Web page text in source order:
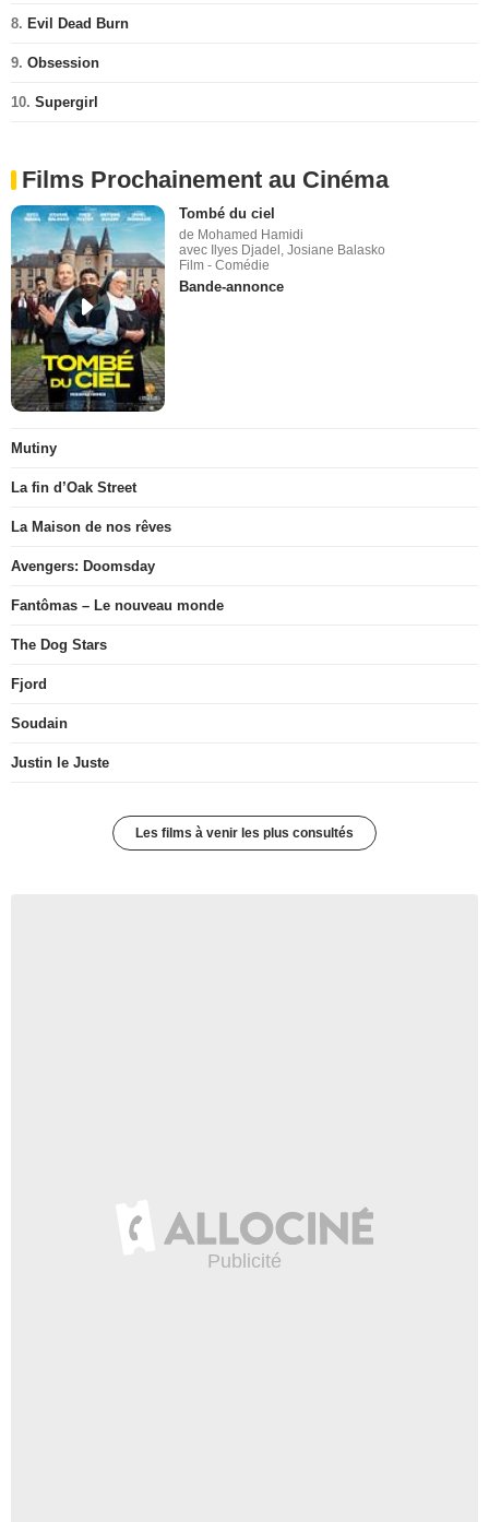
8. Evil Dead Burn
9. Obsession
10. Supergirl
Films Prochainement au Cinéma
Tombé du ciel
de Mohamed Hamidi
avec Ilyes Djadel, Josiane Balasko
Film - Comédie
Bande-annonce
Mutiny
La fin d’Oak Street
La Maison de nos rêves
Avengers: Doomsday
Fantômas – Le nouveau monde
The Dog Stars
Fjord
Soudain
Justin le Juste
Les films à venir les plus consultés